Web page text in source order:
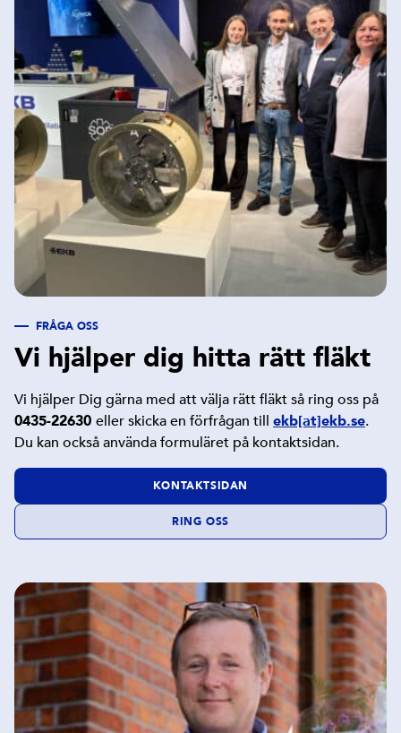
FRÅGA OSS
Vi hjälper dig hitta rätt fläkt
Vi hjälper Dig gärna med att välja rätt fläkt så ring oss på
0435-22630 eller skicka en förfrågan till ekb[at]ekb.se.
Du kan också använda formuläret på kontaktsidan.
KONTAKTSIDAN
RING OSS